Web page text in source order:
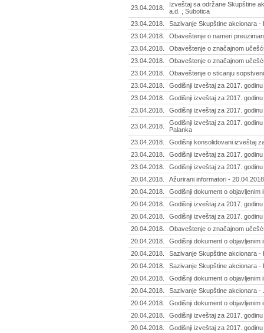
23.04.2018.
Izveštaj sa održane Skupštine
a.d. , Subotica
23.04.2018.
Sazivanje Skupštine akcionara -
23.04.2018.
Obaveštenje o nameri
23.04.2018.
Obaveštenje o značajnom
23.04.2018.
Obaveštenje o značajnom
23.04.2018.
Obaveštenje o sticanju
23.04.2018.
Godišnji izveštaj za 2017.
23.04.2018.
Godišnji izveštaj za 2017.
23.04.2018.
Godišnji izveštaj za 2017.
23.04.2018.
Godišnji izveštaj za 2017.
Palanka
23.04.2018.
Godišnji konsolidovani izveštaj
23.04.2018.
Godišnji izveštaj za 2017.
23.04.2018.
Godišnji izveštaj za 2017.
20.04.2018.
Ažurirani informatori - 20.04.2018
20.04.2018.
Godišnji dokument o objavljenim
20.04.2018.
Godišnji izveštaj za 2017.
20.04.2018.
Godišnji izveštaj za 2017.
20.04.2018.
Obaveštenje o značajnom
20.04.2018.
Godišnji dokument o
20.04.2018.
Sazivanje Skupštine akcionara -
20.04.2018.
Sazivanje Skupštine akcionara
20.04.2018.
Godišnji dokument o
20.04.2018.
Sazivanje Skupštine akcionara -
20.04.2018.
Godišnji dokument o
20.04.2018.
Godišnji izveštaj za 2017.
20.04.2018.
Godišnji izveštaj za 2017.